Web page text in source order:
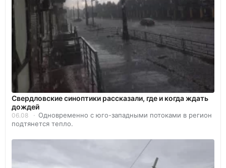
Свердловские синоптики рассказали, где и когда ждать
дождей
06.08
Одновременно с юго-западными потоками в регион
подтянется тепло.